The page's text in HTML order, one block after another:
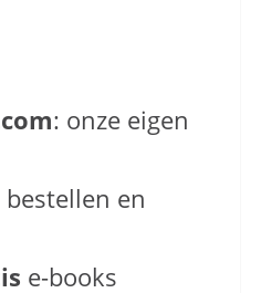
: onze eigen
en
e-books